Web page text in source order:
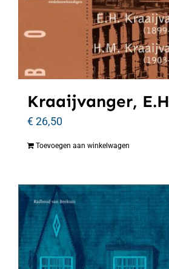
Kraaijvanger,
€26,50
Toevoegen aan winkelwagen